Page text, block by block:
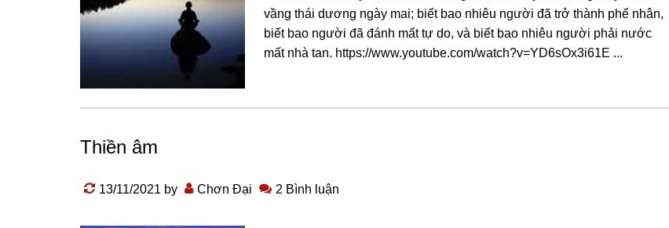
vầng thái dương ngày mai; biết bao nhiêu người đã trở thành phế nhân,
biết bao người đã đánh mất tự do, và biết bao nhiêu người phải nước
mất nhà tan. https://www.youtube.com/watch?v=YD6sOx3i61E ...
Thiền âm
13/11/2021 by Chơn Đại 2 Bình luận